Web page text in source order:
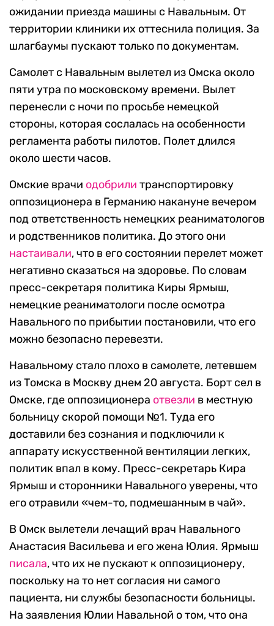
ожидании приезда машины с Навальным. От
территории клиники их оттеснила полиция. За
шлагбаумы пускают только по документам.
Самолет с Навальным вылетел из Омска около
пяти утра по московскому времени. Вылет
перенесли с ночи по просьбе немецкой
стороны, которая сослалась на особенности
регламента работы пилотов. Полет длился
около шести часов.
Омские врачи одобрили транспортировку
оппозиционера в Германию накануне вечером
под ответственность немецких реаниматологов
и родственников политика. До этого они
настаивали, что в его состоянии перелет может
негативно сказаться на здоровье. По словам
пресс-секретаря политика Киры Ярмыш,
немецкие реаниматологи после осмотра
Навального по прибытии постановили, что его
можно безопасно перевезти.
Навальному стало плохо в самолете, летевшем
из Томска в Москву днем 20 августа. Борт сел в
Омске, где оппозиционера отвезли в местную
больницу скорой помощи №1. Туда его
доставили без сознания и подключили к
аппарату искусственной вентиляции легких,
политик впал в кому. Пресс-секретарь Кира
Ярмыш и сторонники Навального уверены, что
его отравили «чем-то, подмешанным в чай».
В Омск вылетели лечащий врач Навального
Анастасия Васильева и его жена Юлия. Ярмыш
писала, что их не пускают к оппозиционеру,
поскольку на то нет согласия ни самого
пациента, ни службы безопасности больницы.
На заявления Юлии Навальной о том, что она